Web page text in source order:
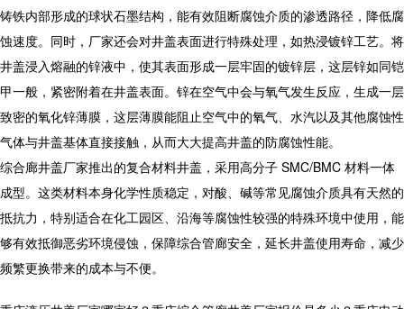
铸铁内部形成的球状石墨结构，能有效阻断腐蚀介质的渗透路径，降低腐
蚀速度。同时，厂家还会对井盖表面进行特殊处理，如热浸镀锌工艺。将
井盖浸入熔融的锌液中，使其表面形成一层牢固的镀锌层，这层锌如同铠
甲一般，紧密附着在井盖表面。锌在空气中会与氧气发生反应，生成一层
致密的氧化锌薄膜，这层薄膜能阻止空气中的氧气、水汽以及其他腐蚀性
气体与井盖基体直接接触，从而大大提高井盖的防腐蚀性能。​
综合廊井盖厂家推出的复合材料井盖，采用高分子 SMC/BMC 材料一体
成型。这类材料本身化学性质稳定，对酸、碱等常见腐蚀介质具有天然的
抵抗力，特别适合在化工园区、沿海等腐蚀性较强的特殊环境中使用，能
够有效抵御恶劣环境侵蚀，保障综合管廊安全，延长井盖使用寿命，减少
频繁更换带来的成本与不便。